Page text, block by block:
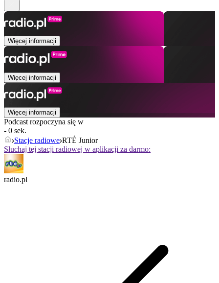
Więcej informacji
Więcej informacji
Więcej informacji
Podcast rozpoczyna się w
- 0 sek.
Stacje radiowe RTÉ Junior
Słuchaj tej stacji radiowej w aplikacji za darmo:
radio.pl